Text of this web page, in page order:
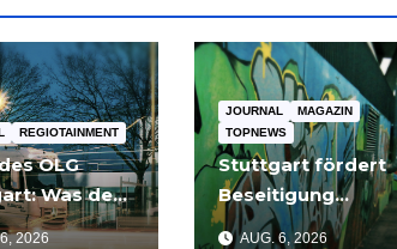
REGIOTAINMENT
OLG
Was der
die
2026
JOURNAL
MAGAZIN
TOPNEWS
Stuttgart fördert
Beseitigung
illegaler Graffiti an
AUG. 6, 2026